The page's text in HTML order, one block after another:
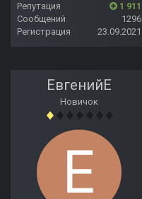
Репутация
1 911
Сообщений
1296
Регистрация
23.09.2021
ЕвгенийЕ
Новичок